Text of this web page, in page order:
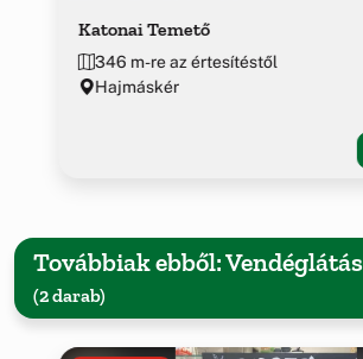
Katonai Temető
346 m-re az értesítéstől
Hajmáskér
Továbbiak ebből: Vendéglátás
(2 darab)